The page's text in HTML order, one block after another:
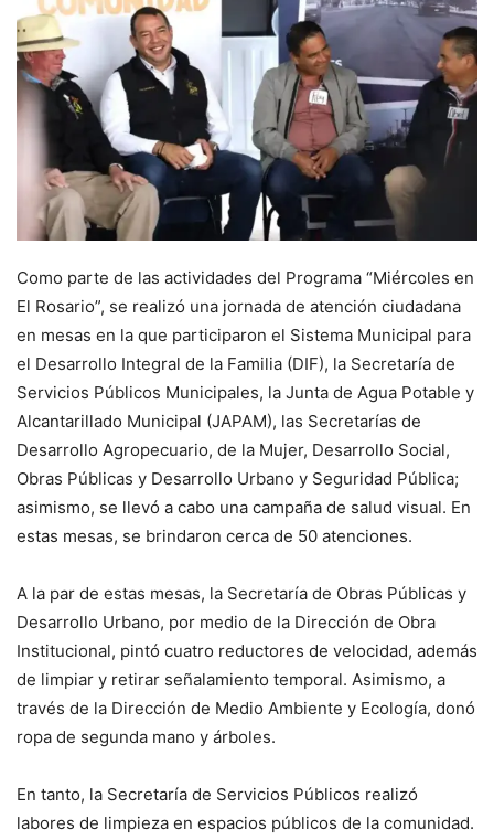
Como parte de las actividades del Programa “Miércoles en
El Rosario”, se realizó una jornada de atención ciudadana
en mesas en la que participaron el Sistema Municipal para
el Desarrollo Integral de la Familia (DIF), la Secretaría de
Servicios Públicos Municipales, la Junta de Agua Potable y
Alcantarillado Municipal (JAPAM), las Secretarías de
Desarrollo Agropecuario, de la Mujer, Desarrollo Social,
Obras Públicas y Desarrollo Urbano y Seguridad Pública;
asimismo, se llevó a cabo una campaña de salud visual. En
estas mesas, se brindaron cerca de 50 atenciones.
A la par de estas mesas, la Secretaría de Obras Públicas y
Desarrollo Urbano, por medio de la Dirección de Obra
Institucional, pintó cuatro reductores de velocidad, además
de limpiar y retirar señalamiento temporal. Asimismo, a
través de la Dirección de Medio Ambiente y Ecología, donó
ropa de segunda mano y árboles.
En tanto, la Secretaría de Servicios Públicos realizó
labores de limpieza en espacios públicos de la comunidad.